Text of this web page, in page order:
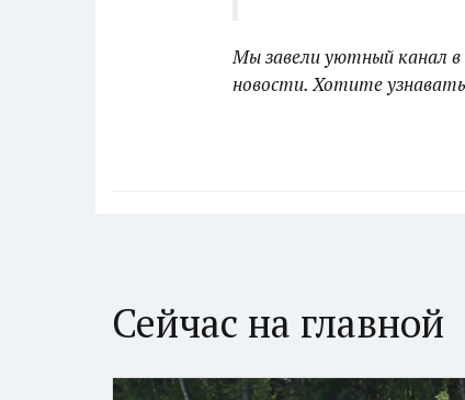
Мы завели уютный канал в
новости. Хотите
Сейчас на главной